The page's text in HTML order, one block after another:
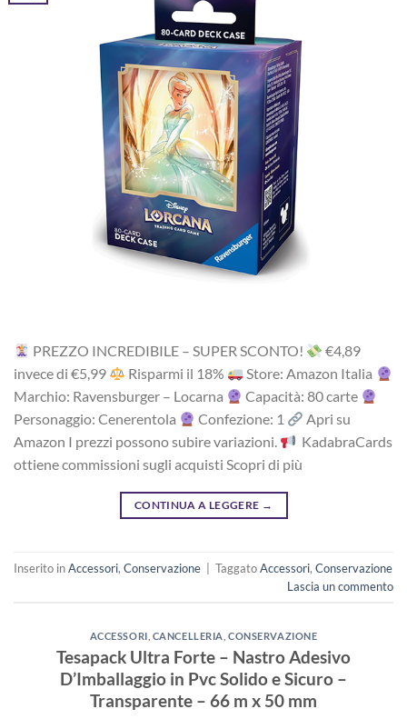
PREZZO INCREDIBILE – SUPER SCONTO!
‎€4,89
i‎nv‎ec‎e ‎di‎ €5,99
R‎is‎pa‎rm‎i ‎il‎ 18%
Store: Amazon Italia
Marchio: Ravensburger – Locarna
Capacità: 80 carte
Personaggio: Cenerentola
Confezione: 1
Apri su
Amazon I prezzi possono subire variazioni.
KadabraCards
ottiene commissioni sugli acquisti Scopri di più
CONTINUA A LEGGERE →
Inserito inAccessori, Conservazione TaggatoAccessori, Conservazione
Lascia un commento
ACCESSORI CANCELLERIA ,CONSERVAZIONE
Tesapack Ultra Forte – Nastro Adesivo
D’Imballaggio in Pvc Solido e Sicuro –
Transparente – 66 m x 50 mm